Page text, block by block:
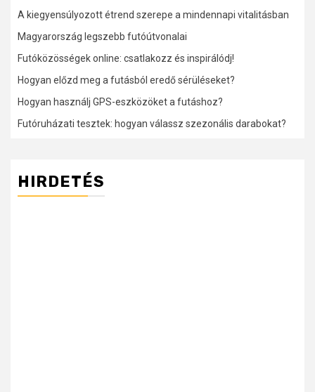
A kiegyensúlyozott étrend szerepe a mindennapi vitalitásban
Magyarország legszebb futóútvonalai
Futóközösségek online: csatlakozz és inspirálódj!
Hogyan előzd meg a futásból eredő sérüléseket?
Hogyan használj GPS-eszközöket a futáshoz?
Futóruházati tesztek: hogyan válassz szezonális darabokat?
HIRDETÉS